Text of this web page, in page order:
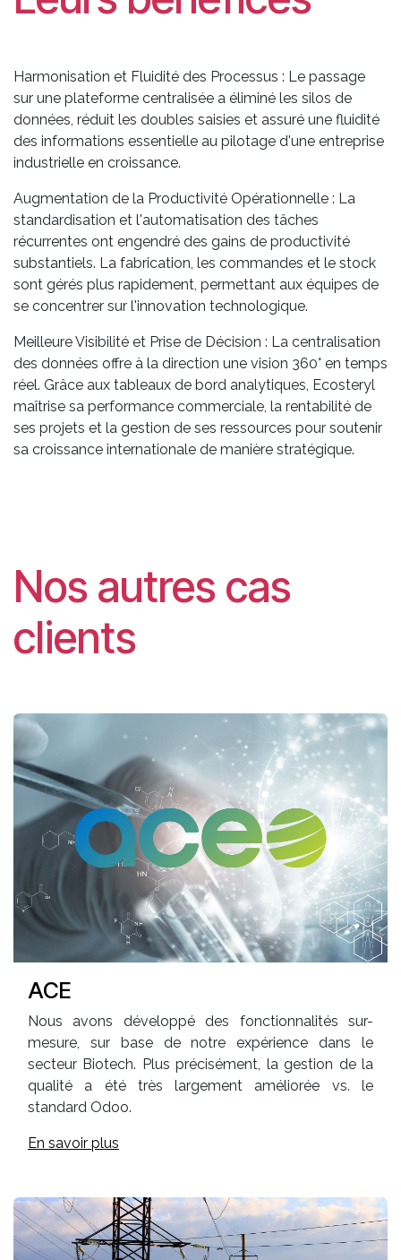
Harmonisation et Fluidité des Processus : Le passage
sur une plateforme centralisée a éliminé les silos de
données, réduit les doubles saisies et assuré une fluidité
des informations essentielle au pilotage d'une entreprise
industrielle en croissance.
Augmentation de la Productivité Opérationnelle : La
standardisation et l'automatisation des tâches
récurrentes ont engendré des gains de productivité
substantiels. La fabrication, les commandes et le stock
sont gérés plus rapidement, permettant aux équipes de
se concentrer sur l'innovation technologique.
Meilleure Visibilité et Prise de Décision : La centralisation
des données offre à la direction une vision 360° en temps
réel. Grâce aux tableaux de bord analytiques, Ecosteryl
maîtrise sa performance commerciale, la rentabilité de
ses projets et la gestion de ses ressources pour soutenir
sa croissance internationale de manière stratégique.
Nos autres cas
clients
ACE
Nous avons développé des fonctionnalités sur-
mesure, sur base de notre expérience dans le
secteur Biotech. Plus précisément, la gestion de la
qualité a été très largement améliorée vs. le
standard Odoo.
En savoir plus